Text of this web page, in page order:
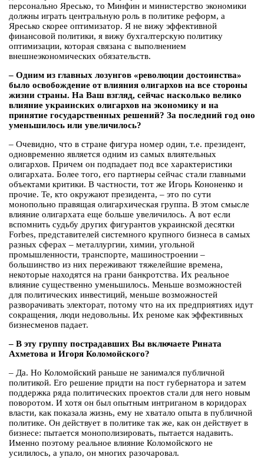
персонально Яресько, то Минфин и министерство экономики
должны играть центральную роль в политике реформ, а
Яресько скорее оптимизатор. Я не вижу эффективной
финансовой политики, я вижу бухгалтерскую политику
оптимизации, которая связана с выполнением
внешнеэкономических обязательств.
– Одним из главных лозунгов «революции достоинства»
было освобождение от влияния олигархов на все стороны
жизни страны. На Ваш взгляд, сейчас насколько велико
влияние украинских олигархов на экономику и на
принятие государственных решений? За последний год оно
уменьшилось или увеличилось?
– Очевидно, что в стране фигура номер один, т.е. президент,
одновременно является одним из самых влиятельных
олигархов. Причем он подпадает под все характеристики
олигархата. Более того, его партнеры сейчас стали главными
объектами критики. В частности, тот же Игорь Кононенко и
прочие. Те, кто окружают президента, – это по сути
монопольно правящая олигархическая группа. В этом смысле
влияние олигархата еще больше увеличилось. А вот если
вспомнить судьбу других фигурантов украинской десятки
Forbes, представителей системного крупного бизнеса в самых
разных сферах – металлургии, химии, угольной
промышленности, транспорте, машиностроении –
большинство из них переживают тяжелейшие времена,
некоторые находятся на грани банкротства. Их реальное
влияние существенно уменьшилось. Меньше возможностей
для политических инвестиций, меньше возможностей
разворачивать электорат, потому что на их предприятиях идут
сокращения, люди недовольны. Их реноме как эффективных
бизнесменов падает.
– В эту группу пострадавших Вы включаете Рината
Ахметова и Игоря Коломойского?
– Да. Но Коломойский раньше не занимался публичной
политикой. Его решение придти на пост губернатора и затем
поддержка ряда политических проектов стали для него новым
поворотом. И хотя он был опытным интриганом в коридорах
власти, как показала жизнь, ему не хватало опыта в публичной
политике. Он действует в политике так же, как он действует в
бизнесе: пытается монополизировать, пытается надавить.
Именно поэтому реальное влияние Коломойского не
усилилось, а упало, он многих разочаровал.